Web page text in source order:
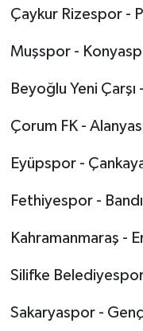
Çaykur Rizespor -
Muşspor -
Beyoğlu Yeni
Çorum FK -
Eyüpspor -
Fethiyespor -
Kahramanmaraş -
Silifke
Sakaryaspor -